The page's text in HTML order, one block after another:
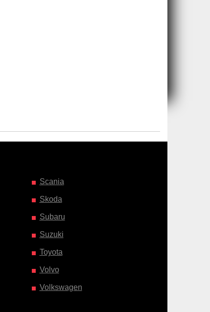
Scania
Skoda
Subaru
Suzuki
Toyota
Volvo
Volkswagen